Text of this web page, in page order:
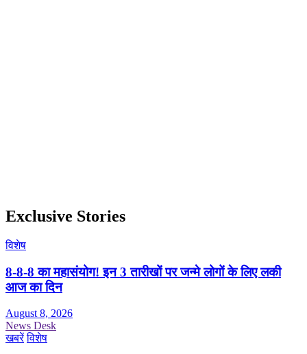
Exclusive Stories
विशेष
8-8-8 का महासंयोग! इन 3 तारीखों पर जन्मे लोगों के लिए लकी
आज का दिन
August 8, 2026
News Desk
खबरें विशेष